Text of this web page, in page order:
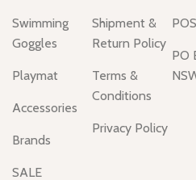
Swimming
Goggles
Playmat
Accessories
Brands
SALE
Shipment &
Return Policy
Terms &
Conditions
Privacy Policy
PO